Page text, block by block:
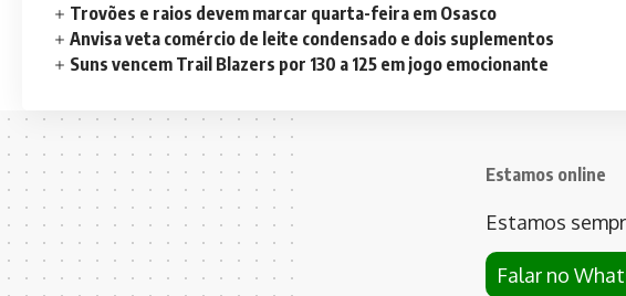
Trovões e raios devem marcar quarta-feira em Osasco
Anvisa veta comércio de leite condensado e dois suplementos
Suns vencem Trail Blazers por 130 a 125 em jogo emocionante
Estamos online
Estamos
Falar no